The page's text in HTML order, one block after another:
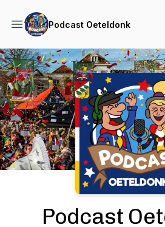
Podcast Oeteldonk
Podcast Background Image
Podcast